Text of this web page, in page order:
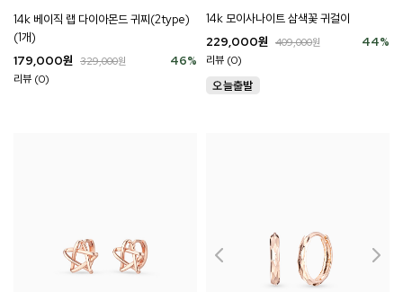
14k 베이직 랩 다이아몬드 귀찌(2type)
(1개)
46%
179,000원 329,000원
리뷰 (0)
14k 모이사나이트 삼색꽃 귀걸이
44%
229,000원 409,000원
리뷰 (0)